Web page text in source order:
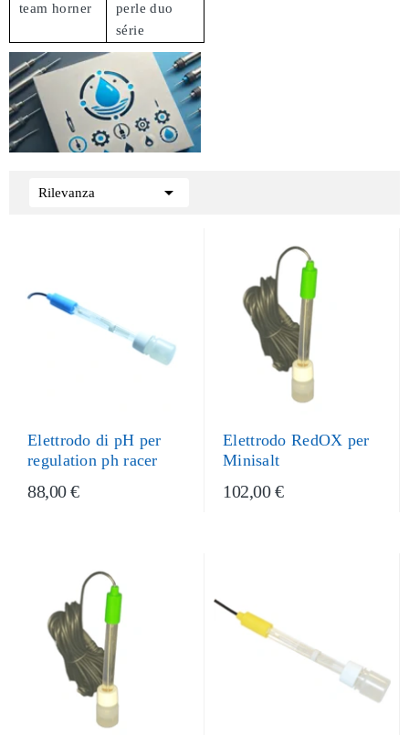
team horner
perle duo
série
Rilevanza 
Elettrodo di pH per
regulation ph racer
88,00 €
Elettrodo RedOX per
Minisalt
102,00 €